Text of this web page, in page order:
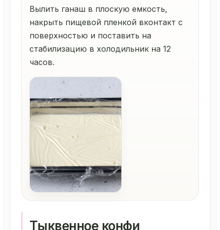
Вылить ганаш в плоскую емкость,
накрыть пищевой пленкой вконтакт с
поверхностью и поставить на
стабилизацию в холодильник на 12
часов.
Тыквенное конфи